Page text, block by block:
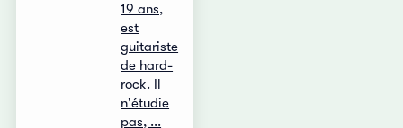
19 ans,
est
guitariste
de hard-
rock. Il
n'étudie
pas, ...